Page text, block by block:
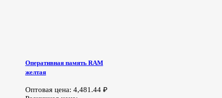
Оперативная память RAM
желтая
Оптовая цена: 4,481.44 ₽